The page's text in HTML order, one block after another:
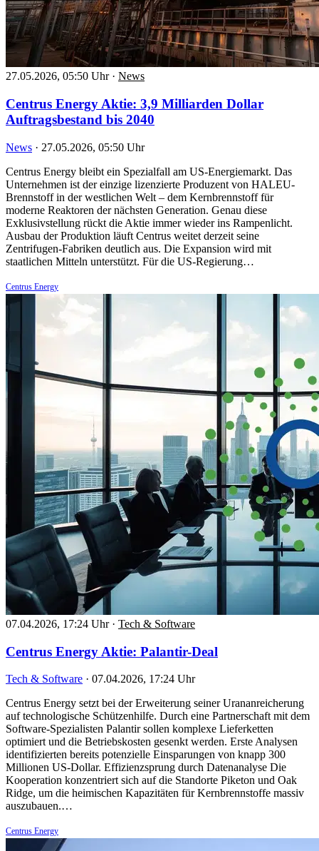
27.05.2026, 05:50 Uhr · News
Centrus Energy Aktie: 3,9 Milliarden Dollar
Auftragsbestand bis 2040
News · 27.05.2026, 05:50 Uhr
Centrus Energy bleibt ein Spezialfall am US-Energiemarkt. Das
Unternehmen ist der einzige lizenzierte Produzent von HALEU-
Brennstoff in der westlichen Welt – dem Kernbrennstoff für
moderne Reaktoren der nächsten Generation. Genau diese
Exklusivstellung rückt die Aktie immer wieder ins Rampenlicht.
Ausbau der Produktion läuft Centrus weitet derzeit seine
Zentrifugen-Fabriken deutlich aus. Die Expansion wird mit
staatlichen Mitteln unterstützt. Für die US-Regierung…
Centrus Energy
07.04.2026, 17:24 Uhr · Tech & Software
Centrus Energy Aktie: Palantir-Deal
Tech & Software · 07.04.2026, 17:24 Uhr
Centrus Energy setzt bei der Erweiterung seiner Urananreicherung
auf technologische Schützenhilfe. Durch eine Partnerschaft mit dem
Software-Spezialisten Palantir sollen komplexe Lieferketten
optimiert und die Betriebskosten gesenkt werden. Erste Analysen
identifizierten bereits potenzielle Einsparungen von knapp 300
Millionen US-Dollar. Effizienzsprung durch Datenanalyse Die
Kooperation konzentriert sich auf die Standorte Piketon und Oak
Ridge, um die heimischen Kapazitäten für Kernbrennstoffe massiv
auszubauen.…
Centrus Energy